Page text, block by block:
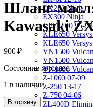
EX250 Ninja
EX300 Ninja
GPZ1100 95-98
KLE650
KLE650
VN1500
VN1500
VN1600
Z-1000 07-09
Z-250 13-17
Z-750 04-06
ZL400D
Шланг
Kawasaki
900 ₽
Состояние хорошее.
1 в наличии
В корзину